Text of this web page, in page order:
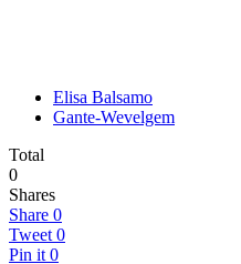
Elisa Balsamo
Gante-Wevelgem
Total
0
Shares
Share 0
Tweet 0
Pin it 0